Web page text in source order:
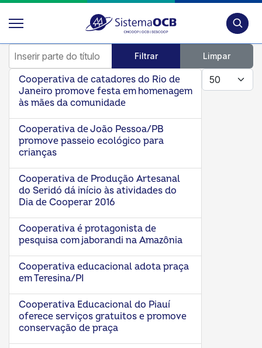
Inserir parte do título
Filtrar Limpar
Mostrar #
Cooperativa de catadores do Rio de
Janeiro promove festa em homenagem
às mães da comunidade
Cooperativa de João Pessoa/PB
promove passeio ecológico para
crianças
Cooperativa de Produção Artesanal
do Seridó dá início às atividades do
Dia de Cooperar 2016
Cooperativa é protagonista de
pesquisa com jaborandi na Amazônia
Cooperativa educacional adota praça
em Teresina/PI
Cooperativa Educacional do Piauí
oferece serviços gratuitos e promove
conservação de praça